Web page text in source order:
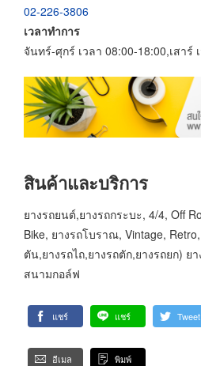
02-226-3806
เวลาทำการ
จันทร์-ศุกร์ เวลา 08:00-18:00,เสาร์
สินค้าและบริการ
ยางรถยนต์,ยางรถกระบะ, 4/4, Off
Bike, ยางรถโบราณ, Vintage,
ตัน,ยางรถไถ,ยางรถตัก,ยางรถยก) ย
สนามกอล์ฟ
แชร์ แชร์ Tweet
อีเมล พิมพ์